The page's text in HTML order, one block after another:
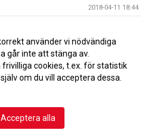
2018-04-11 18:44
2018-02-13 21:13
2018-01-26 21:13
använder vi nödvändiga
går inte att stänga av.
frivilliga cookies, t.ex. för statistik
om du vill acceptera dessa.
Acceptera alla